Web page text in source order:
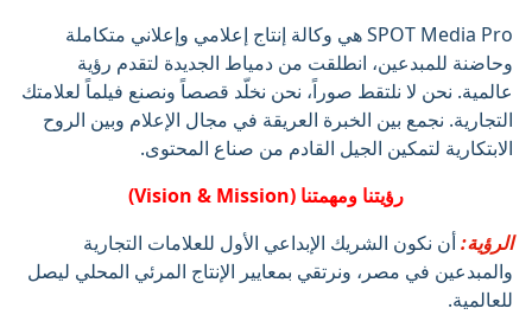
SPOT Media Pro هي وكالة إنتاج إعلامي وإعلاني متكاملة
وحاضنة للمبدعين، انطلقت من دمياط الجديدة لتقدم رؤية
عالمية. نحن لا نلتقط صوراً، نحن نخلّد قصصاً ونصنع فيلماً لعلامتك
التجارية. نجمع بين الخبرة العريقة في مجال الإعلام وبين الروح
الابتكارية لتمكين الجيل القادم من صناع المحتوى.
رؤيتنا ومهمتنا (Vision & Mission)
الرؤية:أن نكون الشريك الإبداعي الأول للعلامات التجارية
والمبدعين في مصر، ونرتقي بمعايير الإنتاج المرئي المحلي ليصل
للعالمية.